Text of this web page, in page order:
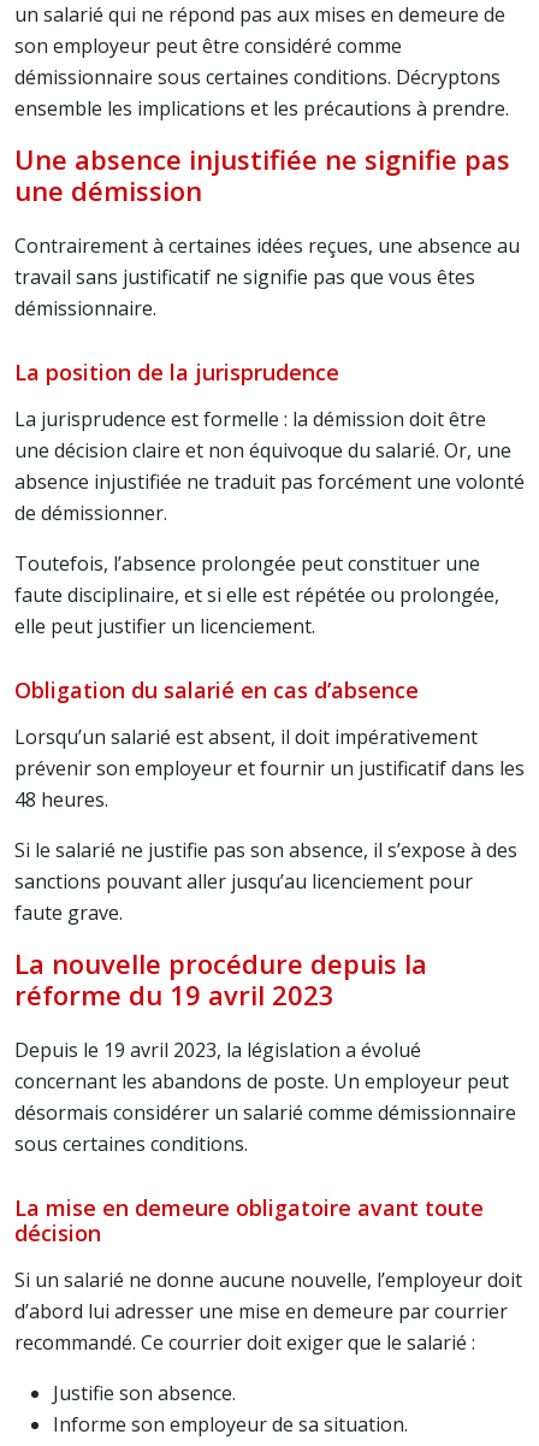
un salarié qui ne répond pas aux mises en demeure de
son employeur peut être considéré comme
démissionnaire sous certaines conditions. Décryptons
ensemble les implications et les précautions à prendre.
Une absence injustifiée ne signifie pas
une démission
Contrairement à certaines idées reçues, une absence au
travail sans justificatif ne signifie pas que vous êtes
démissionnaire.
La position de la jurisprudence
La jurisprudence est formelle : la démission doit être
une décision claire et non équivoque du salarié. Or, une
absence injustifiée ne traduit pas forcément une volonté
de démissionner.
Toutefois, l’absence prolongée peut constituer une
faute disciplinaire, et si elle est répétée ou prolongée,
elle peut justifier un licenciement.
Obligation du salarié en cas d’absence
Lorsqu’un salarié est absent, il doit impérativement
prévenir son employeur et fournir un justificatif dans les
48 heures.
Si le salarié ne justifie pas son absence, il s’expose à des
sanctions pouvant aller jusqu’au licenciement pour
faute grave.
La nouvelle procédure depuis la
réforme du 19 avril 2023
Depuis le 19 avril 2023, la législation a évolué
concernant les abandons de poste. Un employeur peut
désormais considérer un salarié comme démissionnaire
sous certaines conditions.
La mise en demeure obligatoire avant toute
décision
Si un salarié ne donne aucune nouvelle, l’employeur doit
d’abord lui adresser une mise en demeure par courrier
recommandé. Ce courrier doit exiger que le salarié :
Justifie son absence.
Informe son employeur de sa situation.